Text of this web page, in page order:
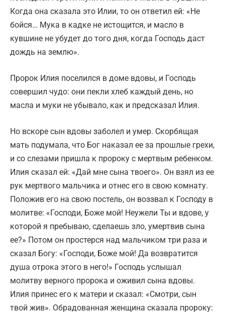
Когда она сказала это Илии, то он ответил ей: «Не
бойся… Мука в кадке не истощится, и масло в
кувшине не убудет до того дня, когда Господь даст
дождь на землю».
Пророк Илия поселился в доме вдовы, и Господь
совершил чудо: они пекли хлеб каждый день, но
масла и муки не убывало, как и предсказал Илия.
Но вскоре сын вдовы заболел и умер. Скорбящая
мать подумала, что Бог наказал ее за прошлые грехи,
и со слезами пришла к пророку с мертвым ребенком.
Илия сказал ей: «Дай мне сына твоего». Он взял из ее
рук мертвого мальчика и отнес его в свою комнату.
Положив его на свою постель, он воззвал к Господу в
молитве: «Господи, Боже мой! Неужели Ты и вдове, у
которой я пребываю, сделаешь зло, умертвив сына
ее?» Потом он простерся над мальчиком три раза и
сказал Богу: «Господи, Боже мой! Да возвратится
душа отрока этого в него!» Господь услышал
молитву верного пророка и оживил сына вдовы.
Илия принес его к матери и сказал: «Смотри, сын
твой жив». Обрадованная женщина сказала пророку: